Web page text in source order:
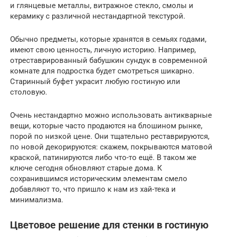
и глянцевые металлы, витражное стекло, смолы и
керамику с различной нестандартной текстурой.
Обычно предметы, которые хранятся в семьях годами,
имеют свою ценность, личную историю. Например,
отреставрированный бабушкин сундук в современной
комнате для подростка будет смотреться шикарно.
Старинный буфет украсит любую гостиную или
столовую.
Очень нестандартно можно использовать антикварные
вещи, которые часто продаются на блошином рынке,
порой по низкой цене. Они тщательно реставрируются,
по новой декорируются: скажем, покрываются матовой
краской, патинируются либо что-то ещё. В таком же
ключе сегодня обновляют старые дома. К
сохранившимся историческим элементам смело
добавляют то, что пришло к нам из хай-тека и
минимализма.
Цветовое решение для стенки в гостиную